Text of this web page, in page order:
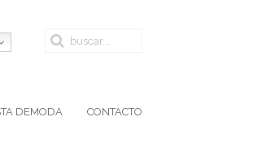
DEMODA CONTACTO